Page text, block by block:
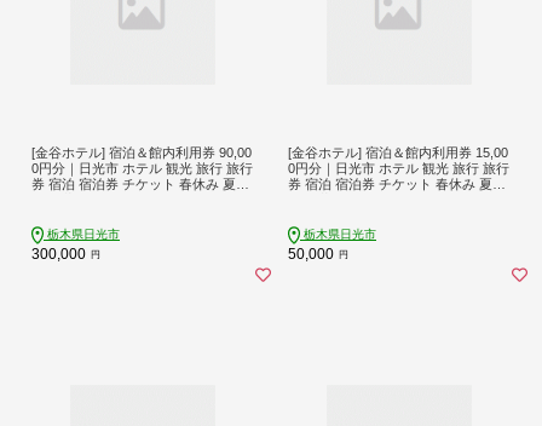
[金谷ホテル] 宿泊＆館内利用券 90,00
0円分｜日光市 ホテル 観光 旅行 旅行
券 宿泊 宿泊券 チケット 春休み 夏休
栃木県日光市
300,000 円
[金谷ホテル] 宿泊＆館内利用券 15,00
0円分｜日光市 ホテル 観光 旅行 旅行
券 宿泊 宿泊券 チケット 春休み 夏休
栃木県日光市
50,000 円